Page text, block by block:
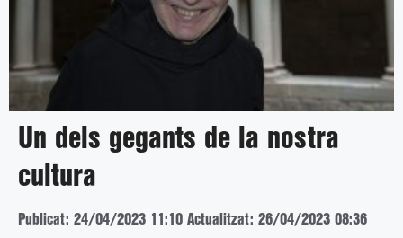
Un dels gegants de la nostra
cultura
Publicat: 24/04/2023 11:10 Actualitzat: 26/04/2023 08:36